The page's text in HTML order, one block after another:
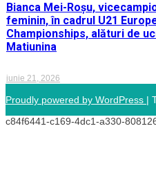
Bianca Mei-Roșu,
feminin, în cadrul U21
Championships, alături de
Matiunina
iunie 21, 2026
Proudly powered by WordPress |
c84f6441-c169-4dc1-a330-